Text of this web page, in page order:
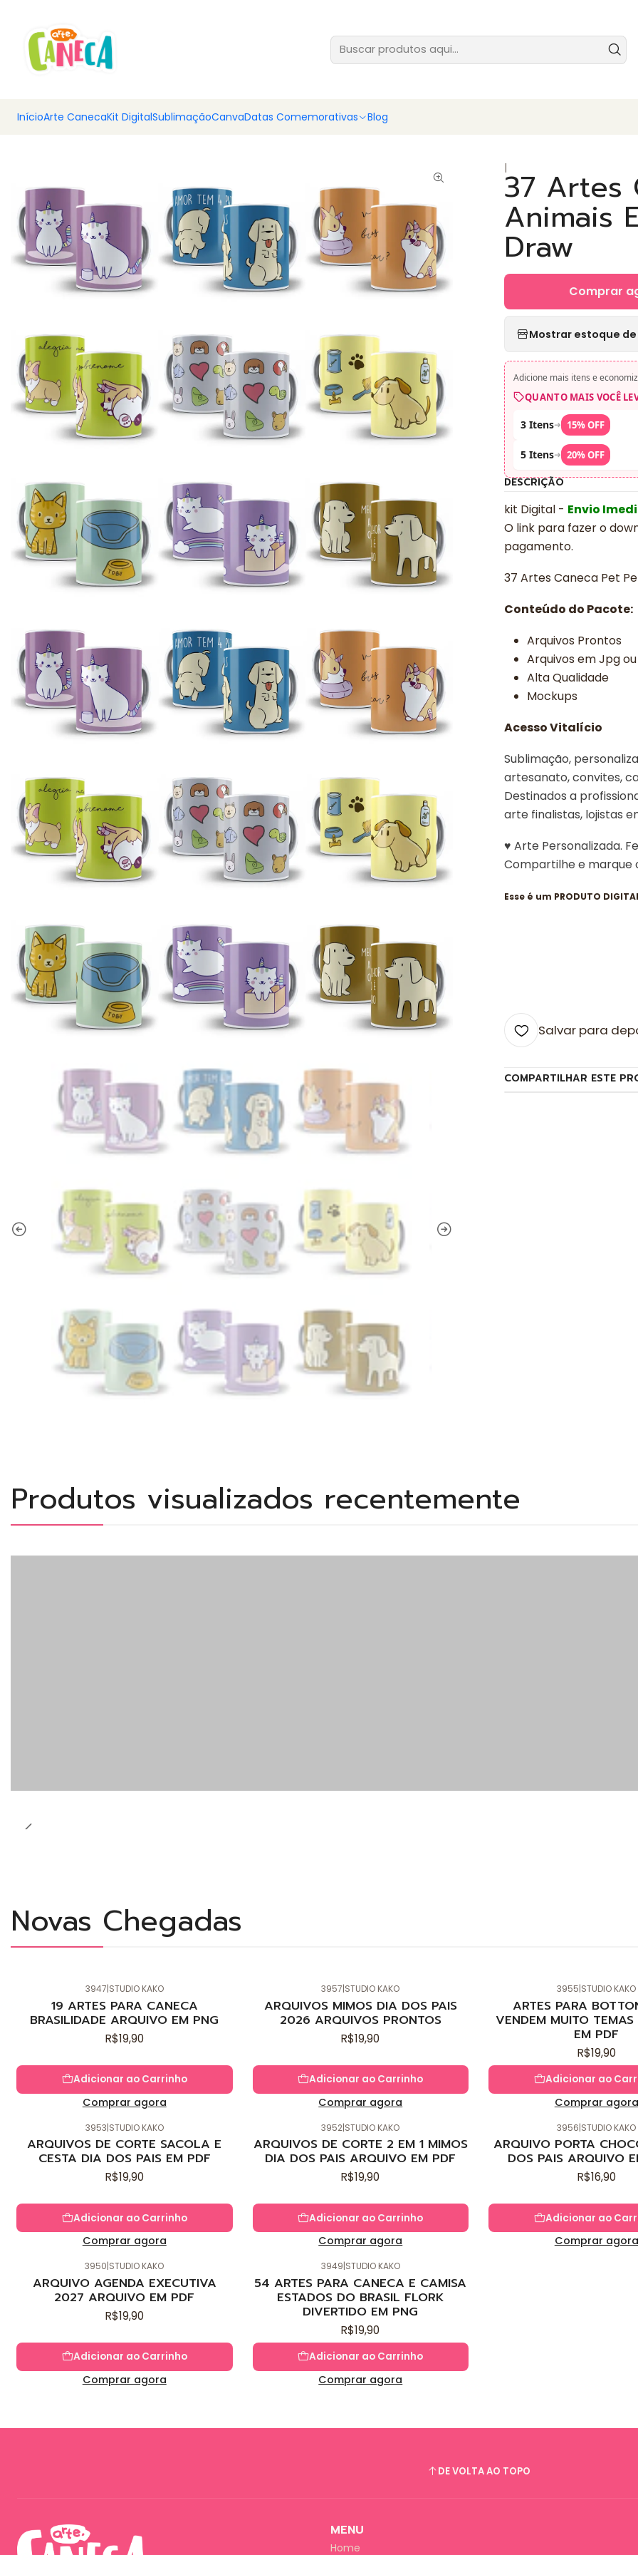
InícioArte CanecaKit DigitalSublimaçãoCanvaDatas Comemorativas Blog
|37 Artes
Animais
Draw
Comprar
Mostrar estoque
Adicione mais itens e
QUANTO MAIS VOCÊ
3 Itens➜ 15% OFF
5 Itens➜ 20% OFF
DESCRIÇÃO
kit Digital - Envio
O link para fazer o
pagamento.
37 Artes Caneca Pet
Conteúdo do Pacote:
Arquivos Prontos
Arquivos em Jpg
Alta Qualidade
Mockups
Acesso Vitalício
Sublimação,
artesanato, convites,
Destinados a
arte finalistas, lojistas
♥ Arte Personalizada.
Compartilhe e marque
Esse é um PRODUTO
Salvar para
COMPARTILHAR ESTE
Produtos visualizados recentemente
Novas Chegadas
3947|STUDIO KAKO
19 ARTES PARA CANECA
BRASILIDADE ARQUIVO EM PNG
R$19,90
Adicionar ao Carrinho
Comprar agora
3957|STUDIO KAKO
ARQUIVOS MIMOS DIA DOS PAIS
2026 ARQUIVOS PRONTOS
R$19,90
Adicionar ao Carrinho
Comprar agora
3955|STUDIO KAKO
ARTES PARA
VENDEM MUITO TEMAS
EM PDF
R$19,90
Adicionar ao
Comprar agora
3953|STUDIO KAKO
ARQUIVOS DE CORTE SACOLA E
CESTA DIA DOS PAIS EM PDF
R$19,90
Adicionar ao Carrinho
Comprar agora
3952|STUDIO KAKO
ARQUIVOS DE CORTE 2 EM 1 MIMOS
DIA DOS PAIS ARQUIVO EM PDF
R$19,90
Adicionar ao Carrinho
Comprar agora
3956|STUDIO KAKO
ARQUIVO PORTA
DOS PAIS ARQUIVO
R$16,90
Adicionar ao
Comprar agora
3950|STUDIO KAKO
ARQUIVO AGENDA EXECUTIVA
2027 ARQUIVO EM PDF
R$19,90
Adicionar ao Carrinho
Comprar agora
3949|STUDIO KAKO
54 ARTES PARA CANECA E CAMISA
ESTADOS DO BRASIL FLORK
DIVERTIDO EM PNG
R$19,90
Adicionar ao Carrinho
Comprar agora
DE VOLTA AO TOPO
MENU
Home